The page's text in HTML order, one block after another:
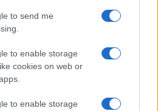
to send me
to enable storage
cookies on web or
to enable storage